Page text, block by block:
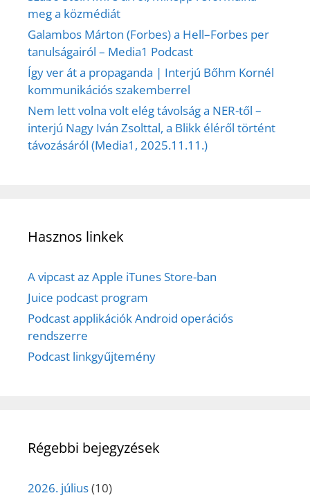
meg a közmédiát
Galambos Márton (Forbes) a Hell–Forbes per
tanulságairól – Media1 Podcast
Így ver át a propaganda | Interjú Bőhm Kornél
kommunikációs szakemberrel
Nem lett volna volt elég távolság a NER-től –
interjú Nagy Iván Zsolttal, a Blikk éléről történt
távozásáról (Media1, 2025.11.11.)
Hasznos linkek
A vipcast az Apple iTunes Store-ban
Juice podcast program
Podcast applikációk Android operációs
rendszerre
Podcast linkgyűjtemény
Régebbi bejegyzések
2026. július(10)